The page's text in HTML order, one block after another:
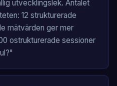
utvecklingslek. Antalet
12 strukturerade
mätvärden ger mer
ostrukturerade sessioner